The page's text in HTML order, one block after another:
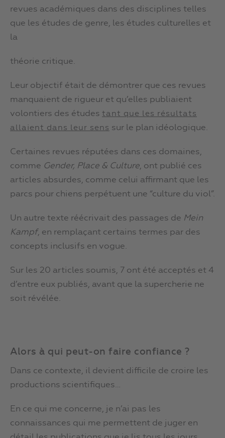
revues académiques dans des disciplines telles
que les études de genre, les études culturelles et
la
théorie critique.
Leur objectif était de démontrer que ces revues
manquaient de rigueur et qu’elles publiaient
volontiers des études tant que les résultats
allaient dans leur sens sur le plan idéologique.
Certaines revues réputées dans ces domaines,
comme Gender, Place & Culture, ont publié ces
articles absurdes, comme celui affirmant que les
parcs pour chiens perpétuent une “culture du viol”.
Un autre texte réécrivait des passages de Mein
Kampf, en remplaçant certains termes par des
concepts inclusifs en vogue.
Sur les 20 articles soumis, 7 ont été acceptés et 4
d’entre eux publiés, avant que la supercherie ne
soit révélée.
Alors à qui peut-on faire confiance ?
Dans ce contexte, il devient difficile de croire les
productions scientifiques…
En ce qui me concerne, je n’ai pas les
connaissances qui me permettent de juger en